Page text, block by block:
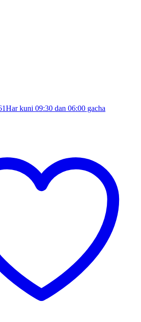
Har kuni 09:30 dan 06:00 gacha